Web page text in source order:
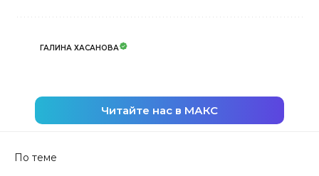
ГАЛИНА ХАСАНОВА
Читайте нас в МАКС
По теме